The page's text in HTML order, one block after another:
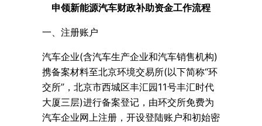
申领新能源汽车财政补助资金工作流程
一、注册账户
汽车企业(含汽车生产企业和汽车销售机构)
携备案材料至北京环境交易所(以下简称“环
交所”，北京市西城区丰汇园11号丰汇时代
大厦三层)进行备案登记，由环交所免费为
汽车企业网上注册，开设登陆账户和初始密